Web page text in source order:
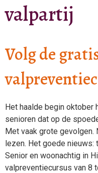
valpartij
Volg de
Het haalde begin oktober
senioren dat op de
Met vaak grote gevolgen.
lezen. Het goede nieuws:
Senior en woonachtig in
valpreventiecursus van 8